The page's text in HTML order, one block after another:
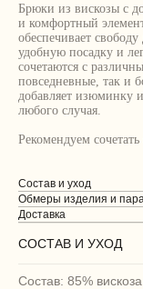
Брюки из вискозы с
и комфортный
обеспечивает
удобную посадку и
сочетаются с
повседневные, так и
добавляет изюминку
любого случая.
Рекомендуем
Состав и уход
Обмеры изделия и
Доставка
СОСТАВ И УХОД
Состав: 85%